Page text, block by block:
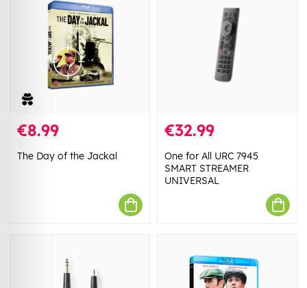
€8.99
The Day of the Jackal
€32.99
One for All URC 7945
SMART STREAMER
UNIVERSAL